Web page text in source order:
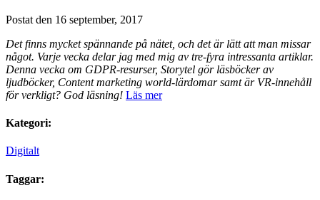
Postat den 16 september, 2017
Det finns mycket spännande på nätet, och det är lätt att man missar
något. Varje vecka delar jag med mig av tre-fyra intressanta artiklar.
Denna vecka om GDPR-resurser, Storytel gör läsböcker av
ljudböcker, Content marketing world-lärdomar samt är VR-innehåll
för verkligt? God läsning! Läs mer
Kategori:
Digitalt
Taggar: